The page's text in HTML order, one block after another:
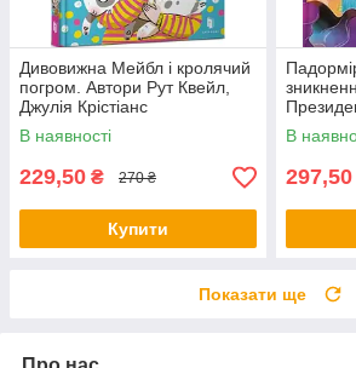
Дивовижна Мейбл і кролячий
погром. Автори Рут Квейл,
Джулія Крістіанс
В наявності
229,50 ₴ 270 ₴
Купити
Шиян
В
297,50
Показати ще